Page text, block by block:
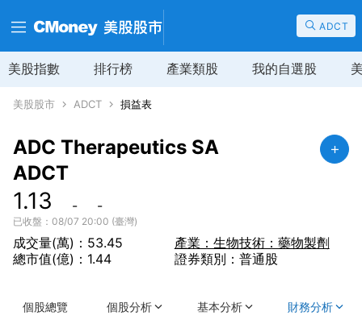
ADCT
美股指數 排行榜 產業類股 我的自選股
美股股市 ADCT 損益表
ADC Therapeutics SA
ADCT
1.13 - -
已收盤：08/07 20:00 (臺灣)
成交量(萬)：53.45
總市值(億)：1.44
產業：生物技術：藥物製劑
證券類別：普通股
個股總覽 個股分析 基本分析 財務分析